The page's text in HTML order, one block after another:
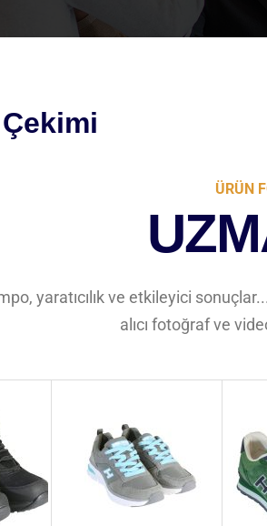
ÜRÜN
yaratıcılık ve etkileyici
alıcı fotoğraf ve